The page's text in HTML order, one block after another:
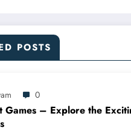
POSTS
0
Games – Explore the